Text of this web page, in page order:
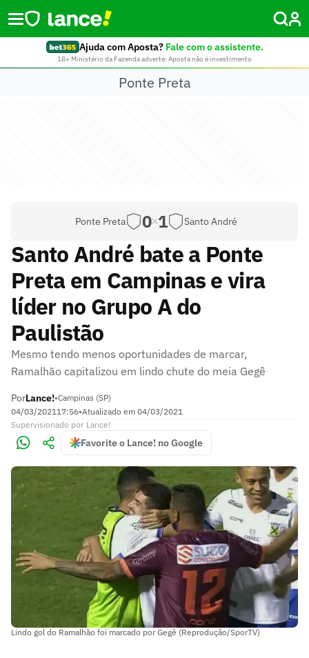
Ajuda com Aposta? Fale com o assistente.
18+ Ministério da Fazenda adverte: Aposta não é investimento
Ponte Preta
Ponte Preta 0 1 Santo André
Santo André bate a Ponte
Preta em Campinas e vira
líder no Grupo A do
Paulistão
Mesmo tendo menos oportunidades de marcar,
Ramalhão capitalizou em lindo chute do meia Gegê
PorLance!•Campinas (SP)
04/03/202117:56•Atualizado em 04/03/2021
Supervisionado por Lance!
Favorite o Lance! no Google
Lindo gol do Ramalhão foi marcado por Gegê (Reprodução/SporTV)